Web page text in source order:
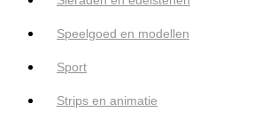
Speelgoed en modellen
Sport
Strips en animatie